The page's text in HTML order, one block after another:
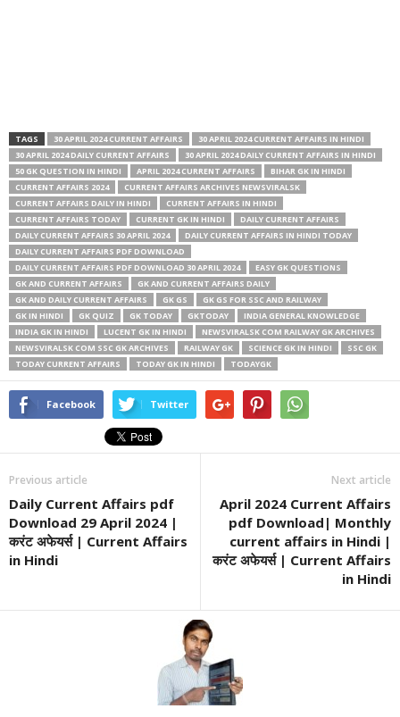
TAGS 30 APRIL 2024 CURRENT AFFAIRS
30 APRIL 2024 CURRENT AFFAIRS IN HINDI
30 APRIL 2024 DAILY CURRENT AFFAIRS
30 APRIL 2024 DAILY CURRENT AFFAIRS IN HINDI
50 GK QUESTION IN HINDI
APRIL 2024 CURRENT AFFAIRS
BIHAR GK IN HINDI
CURRENT AFFAIRS 2024
CURRENT AFFAIRS ARCHIVES NEWSVIRALSK
CURRENT AFFAIRS DAILY IN HINDI
CURRENT AFFAIRS IN HINDI
CURRENT AFFAIRS TODAY
CURRENT GK IN HINDI
DAILY CURRENT AFFAIRS
DAILY CURRENT AFFAIRS 30 APRIL 2024
DAILY CURRENT AFFAIRS IN HINDI TODAY
DAILY CURRENT AFFAIRS PDF DOWNLOAD
DAILY CURRENT AFFAIRS PDF DOWNLOAD 30 APRIL 2024
EASY GK QUESTIONS
GK AND CURRENT AFFAIRS
GK AND CURRENT AFFAIRS DAILY
GK AND DAILY CURRENT AFFAIRS
GK GS
GK GS FOR SSC AND RAILWAY
GK IN HINDI
GK QUIZ GK TODAY GKTODAY
INDIA GENERAL KNOWLEDGE
INDIA GK IN HINDI
LUCENT GK IN HINDI
NEWSVIRALSK COM RAILWAY GK ARCHIVES
NEWSVIRALSK COM SSC GK ARCHIVES
RAILWAY GK SCIENCE GK IN HINDI
SSC GK
TODAY CURRENT AFFAIRS
TODAY GK IN HINDI TODAYGK
Facebook Twitter
Previous article
Daily Current Affairs pdf
Download 29 April 2024 |
करंट अफेयर्स | Current Affairs
in Hindi
Next article
April 2024 Current Affairs
pdf Download| Monthly
current affairs in Hindi |
करंट अफेयर्स | Current Affairs
in Hindi